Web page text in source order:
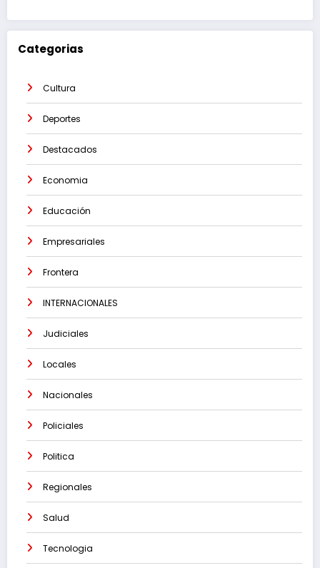
Categorias
Cultura
Deportes
Destacados
Economia
Educación
Empresariales
Frontera
INTERNACIONALES
Judiciales
Locales
Nacionales
Policiales
Politica
Regionales
Salud
Tecnologia